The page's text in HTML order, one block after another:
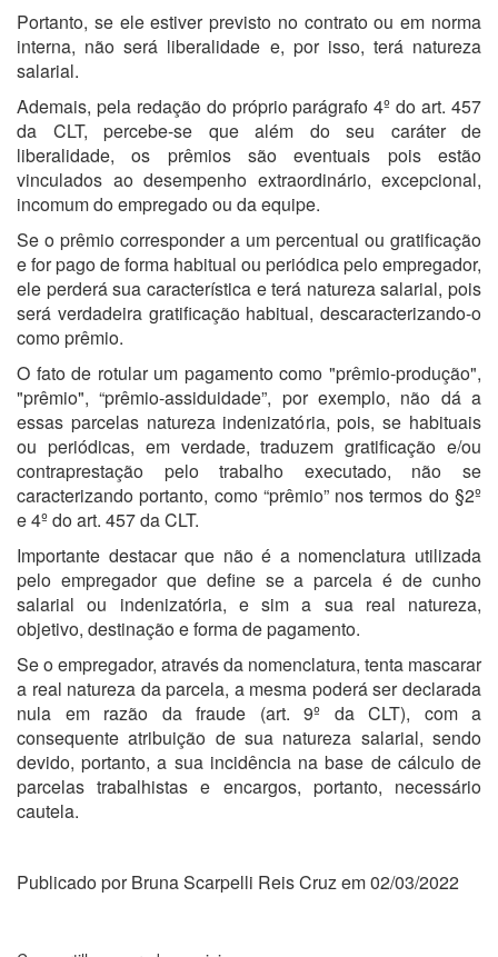
Portanto, se ele estiver previsto no contrato ou em norma
interna, não será liberalidade e, por isso, terá natureza
salarial.
Ademais, pela redação do próprio parágrafo 4º do art. 457
da CLT, percebe-se que além do seu caráter de
liberalidade, os prêmios são eventuais pois estão
vinculados ao desempenho extraordinário, excepcional,
incomum do empregado ou da equipe.
Se o prêmio corresponder a um percentual ou gratificação
e for pago de forma habitual ou periódica pelo empregador,
ele perderá sua característica e terá natureza salarial, pois
será verdadeira gratificação habitual, descaracterizando-o
como prêmio.
O fato de rotular um pagamento como "prêmio-produção",
"prêmio", “prêmio-assiduidade”, por exemplo, não dá a
essas parcelas natureza indenizatória, pois, se habituais
ou periódicas, em verdade, traduzem gratificação e/ou
contraprestação pelo trabalho executado, não se
caracterizando portanto, como “prêmio” nos termos do §2º
e 4º do art. 457 da CLT.
Importante destacar que não é a nomenclatura utilizada
pelo empregador que define se a parcela é de cunho
salarial ou indenizatória, e sim a sua real natureza,
objetivo, destinação e forma de pagamento.
Se o empregador, através da nomenclatura, tenta mascarar
a real natureza da parcela, a mesma poderá ser declarada
nula em razão da fraude (art. 9º da CLT), com a
consequente atribuição de sua natureza salarial, sendo
devido, portanto, a sua incidência na base de cálculo de
parcelas trabalhistas e encargos, portanto, necessário
cautela.
Publicado por Bruna Scarpelli Reis Cruz em 02/03/2022